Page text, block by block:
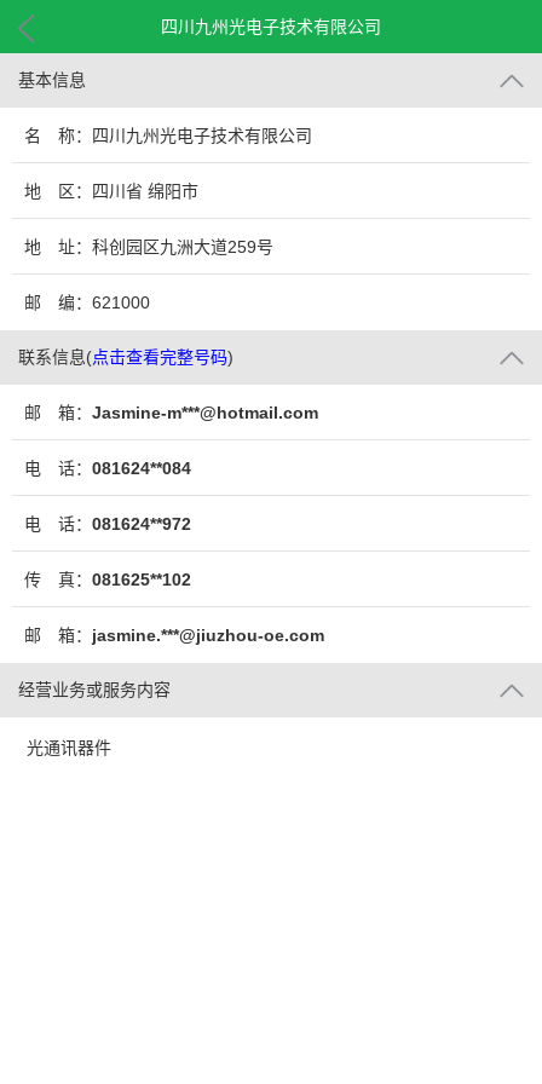
四川九州光电子技术有限公司
基本信息
名 称：四川九州光电子技术有限公司
地 区：四川省 绵阳市
地 址：科创园区九洲大道259号
邮 编：621000
联系信息(点击查看完整号码)
邮 箱： Jasmine-m***@hotmail.com
电 话： 081624**084
电 话： 081624**972
传 真： 081625**102
邮 箱： jasmine.***@jiuzhou-oe.com
经营业务或服务内容
光通讯器件